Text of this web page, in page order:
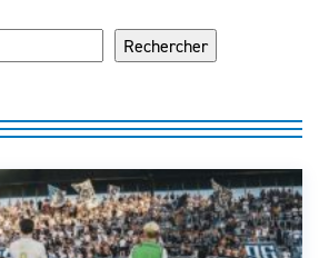
Rechercher